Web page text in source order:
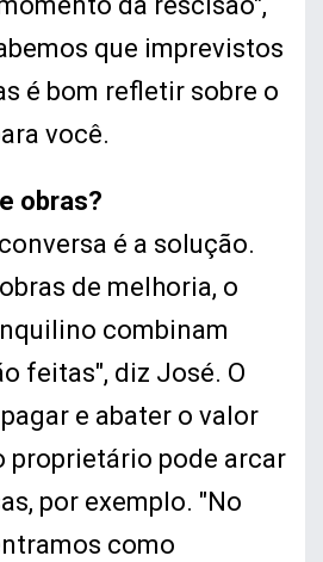
que imprevistos
é bom refletir sobre o
você.
obras?
é a solução.
de melhoria, o
combinam
feitas", diz José. O
e abater o valor
proprietário pode arcar
por exemplo. "No
como